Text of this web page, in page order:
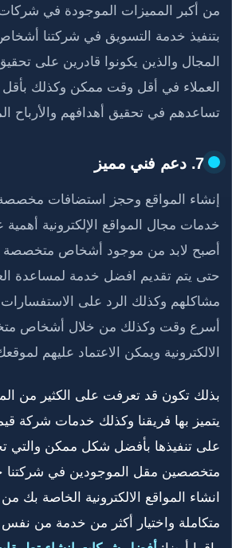
من أكبر المميزات الموجودة في
بتنفيذ خدمة التسويق في شركتنا
المجال والذين يكونوا قادرين على
العملاء في أقل وقت ممكن وكذلك بأقل
تساعدهم في تحقيق أهدافهم والأرباح
7. دعم فني مميز
إنشاء المواقع وحجز استضافات
خدمات مجال المواقع الإلكترونية أهمية
أصبح لابد من موجود أشخاص متخصصة
حتى يتم تقديم افضل خدمة لمساعدة
مشاكلهم وكذلك الرد على
أسرع وقت وكذلك من خلال أشخاص
الالكترونية ويمكن الاعتماد عليهم
بذلك تكون قد تعرفت على الكثير من
يتميز بها فريقنا وكذلك خدمات شركة
على تنفيذها بأفضل شكل ممكن والتي
متخصصين مقل الموجودين في شركتنا
انشاء المواقع الالكترونية الخاصة بك
متكاملة واختيار أكثر من خدمة من